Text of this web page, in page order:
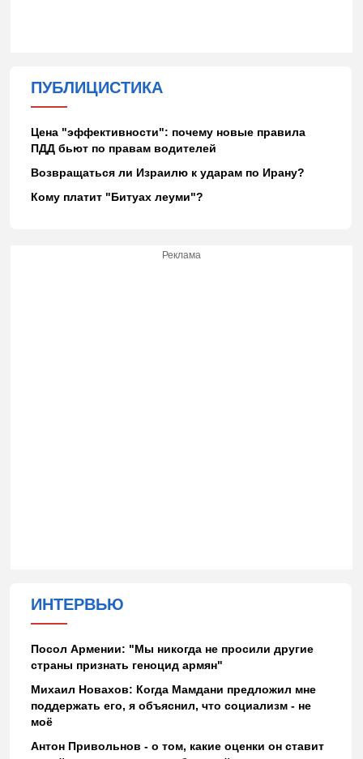
ПУБЛИЦИСТИКА
Цена "эффективности": почему новые правила
ПДД бьют по правам водителей
Возвращаться ли Израилю к ударам по Ирану?
Кому платит "Битуах леуми"?
Реклама
ИНТЕРВЬЮ
Посол Армении: "Мы никогда не просили другие
страны признать геноцид армян"
Михаил Новахов: Когда Мамдани предложил мне
поддержать его, я объяснил, что социализм - не
моё
Антон Привольнов - о том, какие оценки он ставит